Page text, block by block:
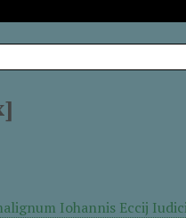
Iohannis Eccij